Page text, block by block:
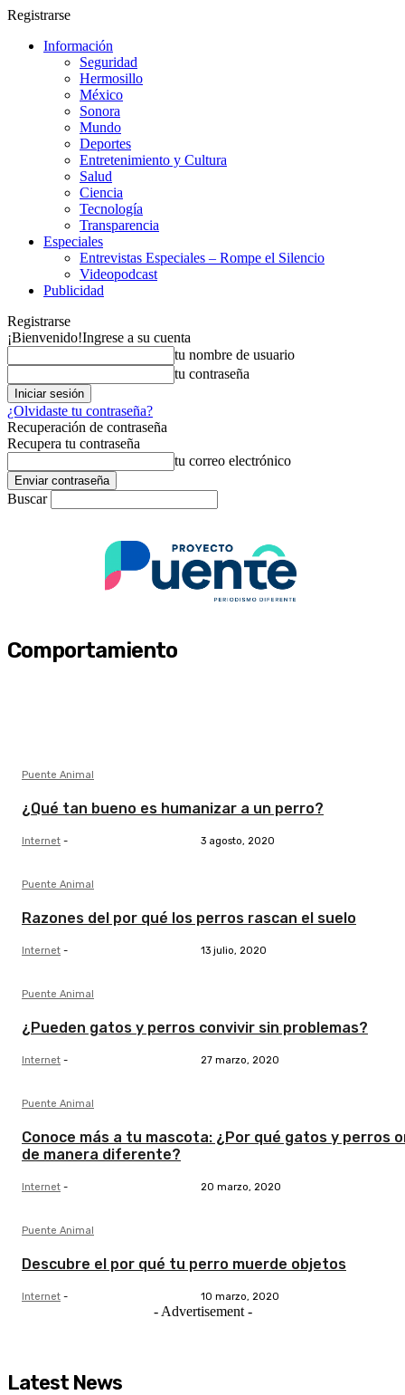
Registrarse
Información
Seguridad
Hermosillo
México
Sonora
Mundo
Deportes
Entretenimiento y Cultura
Salud
Ciencia
Tecnología
Transparencia
Especiales
Entrevistas Especiales – Rompe el Silencio
Videopodcast
Publicidad
Registrarse
¡Bienvenido!Ingrese a su cuenta
tu nombre de usuario
tu contraseña
¿Olvidaste tu contraseña?
Recuperación de contraseña
Recupera tu contraseña
tu correo electrónico
Buscar
Comportamiento
Puente Animal
¿Qué tan bueno es humanizar a un perro?
Internet - 3 agosto, 2020
Puente Animal
Razones del por qué los perros rascan el suelo
Internet - 13 julio, 2020
Puente Animal
¿Pueden gatos y perros convivir sin problemas?
Internet - 27 marzo, 2020
Puente Animal
Conoce más a tu mascota: ¿Por qué gatos y perros
de manera diferente?
Internet - 20 marzo, 2020
Puente Animal
Descubre el por qué tu perro muerde objetos
Internet - 10 marzo, 2020
- Advertisement -
Latest News